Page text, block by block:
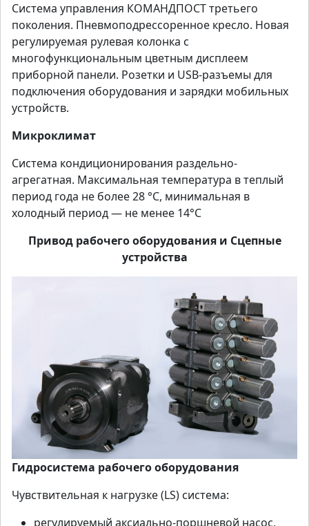
Система управления КОМАНДПОСТ третьего
поколения. Пневмоподрессоренное кресло. Новая
регулируемая рулевая колонка с
многофункциональным цветным дисплеем
приборной панели. Розетки и USB-разъемы для
подключения оборудования и зарядки мобильных
устройств.
Микроклимат
Система кондиционирования раздельно-
агрегатная. Максимальная температура в теплый
период года не более 28 °С, минимальная в
холодный период — не менее 14°С
Привод рабочего оборудования и Сцепные
устройства
Гидросистема рабочего оборудования
Чувствительная к нагрузке (LS) система:
регулируемый аксиально-поршневой насос,